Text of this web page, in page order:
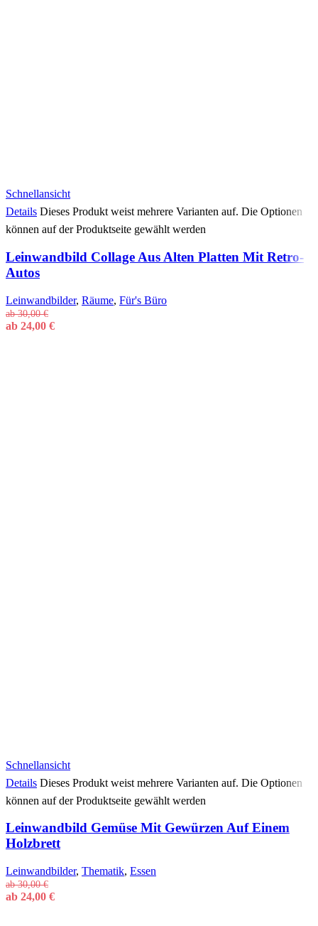
Schnellansicht
Details Dieses Produkt weist mehrere Varianten auf. Die Optionen
können auf der Produktseite gewählt werden
Leinwandbild Collage Aus Alten Platten Mit Retro-
Autos
Leinwandbilder, Räume, Für's Büro
ab30,00€
ab 24,00 €
Schnellansicht
Details Dieses Produkt weist mehrere Varianten auf. Die Optionen
können auf der Produktseite gewählt werden
Leinwandbild Gemüse Mit Gewürzen Auf Einem
Holzbrett
Leinwandbilder, Thematik, Essen
ab30,00€
ab 24,00 €